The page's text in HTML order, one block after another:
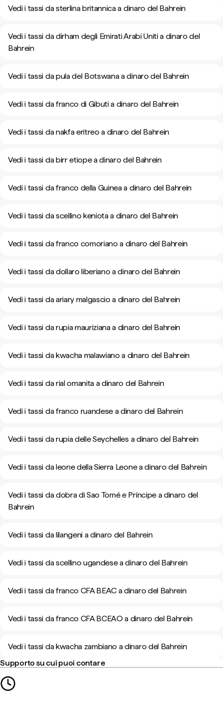
Vedi i tassi da sterlina britannica a dinaro del Bahrein
Vedi i tassi da dirham degli Emirati Arabi Uniti a dinaro del
Bahrein
Vedi i tassi da pula del Botswana a dinaro del Bahrein
Vedi i tassi da franco di Gibuti a dinaro del Bahrein
Vedi i tassi da nakfa eritreo a dinaro del Bahrein
Vedi i tassi da birr etiope a dinaro del Bahrein
Vedi i tassi da franco della Guinea a dinaro del Bahrein
Vedi i tassi da scellino keniota a dinaro del Bahrein
Vedi i tassi da franco comoriano a dinaro del Bahrein
Vedi i tassi da dollaro liberiano a dinaro del Bahrein
Vedi i tassi da ariary malgascio a dinaro del Bahrein
Vedi i tassi da rupia mauriziana a dinaro del Bahrein
Vedi i tassi da kwacha malawiano a dinaro del Bahrein
Vedi i tassi da rial omanita a dinaro del Bahrein
Vedi i tassi da franco ruandese a dinaro del Bahrein
Vedi i tassi da rupia delle Seychelles a dinaro del Bahrein
Vedi i tassi da leone della Sierra Leone a dinaro del Bahrein
Vedi i tassi da dobra di Sao Tomé e Príncipe a dinaro del
Bahrein
Vedi i tassi da lilangeni a dinaro del Bahrein
Vedi i tassi da scellino ugandese a dinaro del Bahrein
Vedi i tassi da franco CFA BEAC a dinaro del Bahrein
Vedi i tassi da franco CFA BCEAO a dinaro del Bahrein
Vedi i tassi da kwacha zambiano a dinaro del Bahrein
Supporto su cui puoi contare